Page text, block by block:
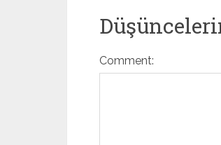
Comment: